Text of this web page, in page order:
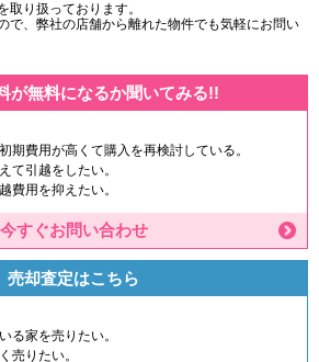
取り扱っております。
で、弊社の店舗から離れた物件でも気軽にお問い
が無料になるか聞いてみる!!
期費用が高くて購入を再検討している。
て引越をしたい。
費用を抑えたい。
今すぐお問い合わせ
売却査定はこちら
る家を売りたい。
売りたい。